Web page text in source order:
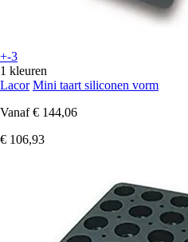
+-3
1 kleuren
Lacor Mini taart siliconen vorm
Vanaf € 144,06
€ 106,93